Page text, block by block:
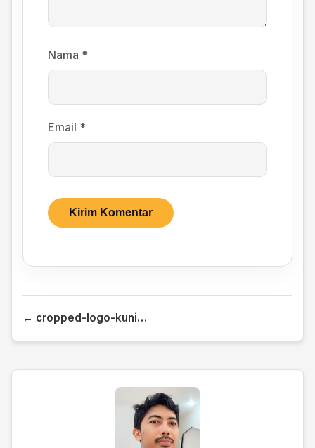
Nama *
Email *
← cropped-logo-kuning.png